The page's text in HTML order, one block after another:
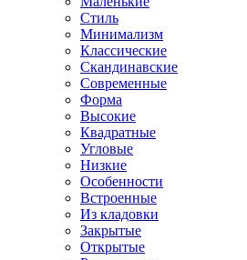
Стиль
Минимализм
Классические
Скандинавские
Современные
Форма
Высокие
Квадратные
Угловые
Низкие
Особенности
Встроенные
Из кладовки
Закрытые
Открытые